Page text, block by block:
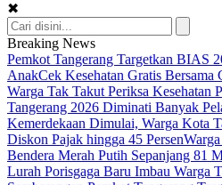
✖
Breaking News
Pemkot Tangerang Targetkan BIAS
AnakCek Kesehatan Gratis
Warga Tak Takut Periksa Kesehatan
Tangerang 2026 Diminati Banyak
Kemerdekaan Dimulai, Warga Kota
Diskon Pajak hingga 45 Persen
Bendera Merah Putih Sepanjang 81
Lurah Porisgaga Baru Imbau Warga